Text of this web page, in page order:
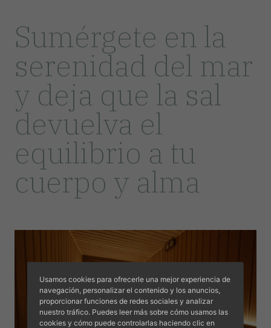
Sumérgete en la
serenidad del mar
y deja que la sal
devuelva el
equilibrio a tu
cuerpo y alma
Usamos cookies para ofrecerle una mejor experiencia de
navegación, personalizar el contenido y los anuncios,
proporcionar funciones de redes sociales y analizar
nuestro tráfico. Puedes leer más sobre cómo usamos las
cookies y cómo puede controlarlas haciendo clic en